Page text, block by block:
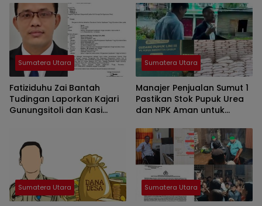
Sumatera Utara
Fatiziduhu Zai Bantah
Tudingan Laporkan Kajari
Gunungsitoli dan Kasi
Sumatera Utara
Manajer Penjualan Sumut 1
Pastikan Stok Pupuk Urea
dan NPK Aman untuk
II Tahun 2026 di Kepulauan
Nias
Sumatera Utara Sumatera Utara